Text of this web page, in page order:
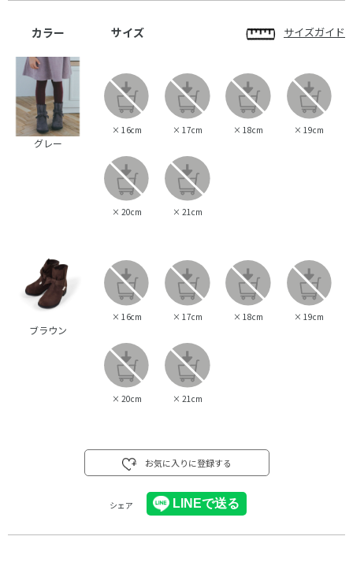
カラー サイズ サイズガイド
グレー
× 16cm × 17cm × 18cm × 19cm
× 20cm × 21cm
ブラウン
× 16cm × 17cm × 18cm × 19cm
× 20cm × 21cm
お気に入りに登録する
シェア